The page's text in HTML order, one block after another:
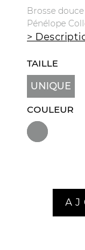
Brosse
Pénélope
>
TAILLE
UNIQUE
COULEUR